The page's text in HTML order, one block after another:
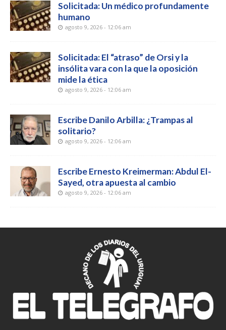
Solicitada: Un médico profundamente
humano
agosto 9, 2026 - 12:06 am
Solicitada: El “atraso” de Orsi y la
insólita vara con la que la oposición
mide la ética
agosto 9, 2026 - 12:06 am
Escribe Danilo Arbilla: ¿Trampas al
solitario?
agosto 9, 2026 - 12:06 am
Escribe Ernesto Kreimerman: Abdul El-
Sayed, otra apuesta al cambio
agosto 9, 2026 - 12:06 am